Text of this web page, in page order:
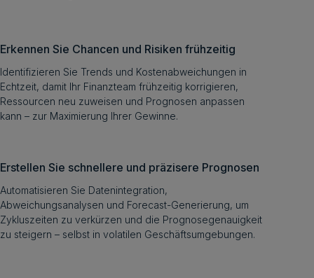
Erkennen Sie Chancen und Risiken frühzeitig
Identifizieren Sie Trends und Kostenabweichungen in
Echtzeit, damit Ihr Finanzteam frühzeitig korrigieren,
Ressourcen neu zuweisen und Prognosen anpassen
kann – zur Maximierung Ihrer Gewinne.
Erstellen Sie schnellere und präzisere Prognosen
Automatisieren Sie Datenintegration,
Abweichungsanalysen und Forecast-Generierung, um
Zykluszeiten zu verkürzen und die Prognosegenauigkeit
zu steigern – selbst in volatilen Geschäftsumgebungen.